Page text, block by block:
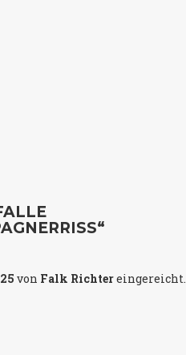
von Falk Richtereingereicht.